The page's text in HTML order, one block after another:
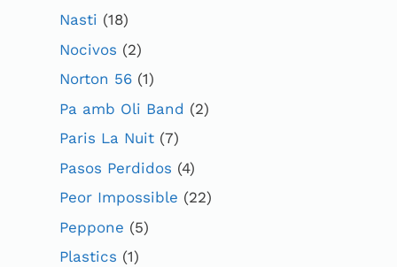
Nasti (18)
Nocivos (2)
Norton 56 (1)
Pa amb Oli Band (2)
Paris La Nuit (7)
Pasos Perdidos (4)
Peor Impossible (22)
Peppone (5)
Plastics (1)